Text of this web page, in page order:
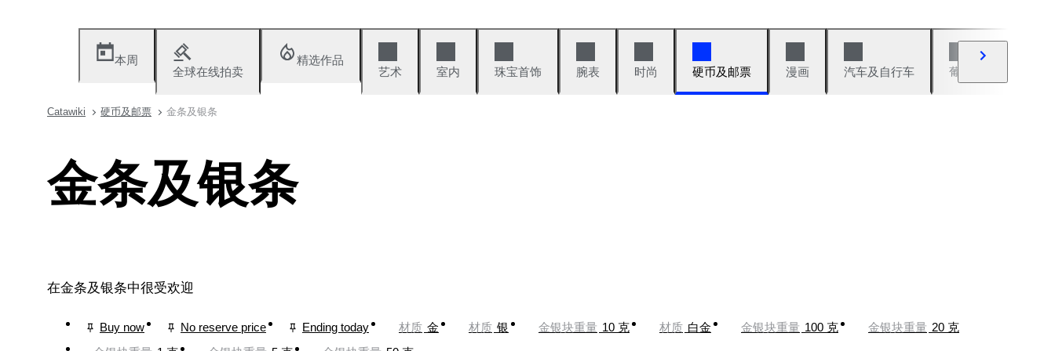
本周
全球在线拍卖
精选作品
艺术
室内 珠宝首饰 腕表 时尚 硬币及邮票 漫画 汽车及自行车 葡萄酒及烈性酒
Catawiki 硬币及邮票 金条及银条
金条及银条
在金条及银条中很受欢迎
Buy now No reserve price Ending today 材质 金 材质 银 金银块重量 10 克 材质 白金 金银块重量 100 克 金银块重量 20 克